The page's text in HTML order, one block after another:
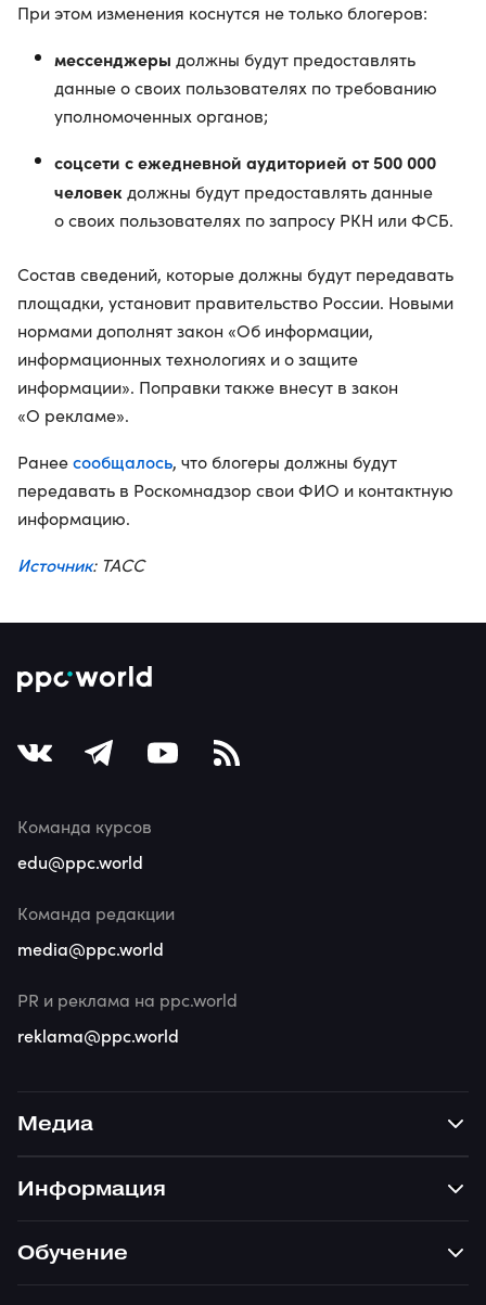
При этом изменения коснутся не только блогеров:
мессенджеры должны будут предоставлять
данные о своих пользователях по требованию
уполномоченных органов;
соцсети с ежедневной аудиторией от 500 000
человек должны будут предоставлять данные
о своих пользователях по запросу РКН или ФСБ.
Состав сведений, которые должны будут передавать
площадки, установит правительство России. Новыми
нормами дополнят закон «Об информации,
информационных технологиях и о защите
информации». Поправки также внесут в закон
«О рекламе».
Ранеесообщалось, что блогеры должны будут
передавать в Роскомнадзор свои ФИО и контактную
информацию.
Источник: ТАСС
Медиа
Информация
Обучение
Команда курсов
edu@ppc.world
Команда редакции
media@ppc.world
PR и реклама на ppc.world
reklama@ppc.world